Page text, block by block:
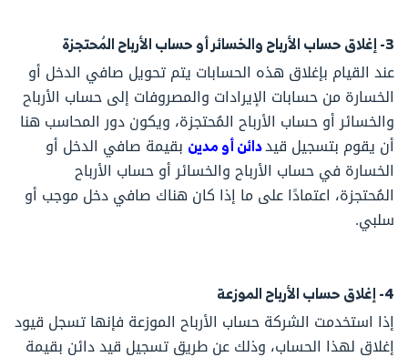
3- إغلاق حساب الأرباح والخسائر أو حساب الأرباح المُحتجزة
عند القيام بإغلاق هذه الحسابات يتم تحويل صافي الدخل أو
الخسارة من حسابات الإيرادات والمصروفات إلى حساب الأرباح
والخسائر أو حساب الأرباح المُحتجزة، ويكون دور المحاسب هنا
أن يقوم بتسجيل قيددائن أو مدين بقيمة صافي الدخل أو
الخسارة في حساب الأرباح والخسائر أو حساب الأرباح
المُحتجزة، اعتمادًا على ما إذا كان هناك صافي دخل موجب أو
سلبي.
4- إغلاق حساب الأرباح الموزعة
إذا استخدمت الشركة حساب الأرباح الموزعة فإنها تسجل قيود
إغلاق لهذا الحساب، وذلك عن طريق تسجيل قيد دائن بقيمة